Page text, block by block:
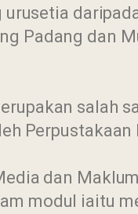
Padang dan
salah
Perpustakaan
dan
modul iaitu